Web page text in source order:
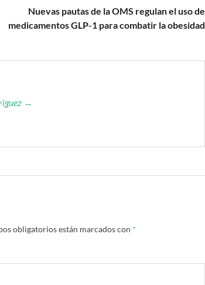
Nuevas pautas de la OMS regulan el uso de
medicamentos GLP-1 para combatir la obesidad
→
obligatorios están marcados con *